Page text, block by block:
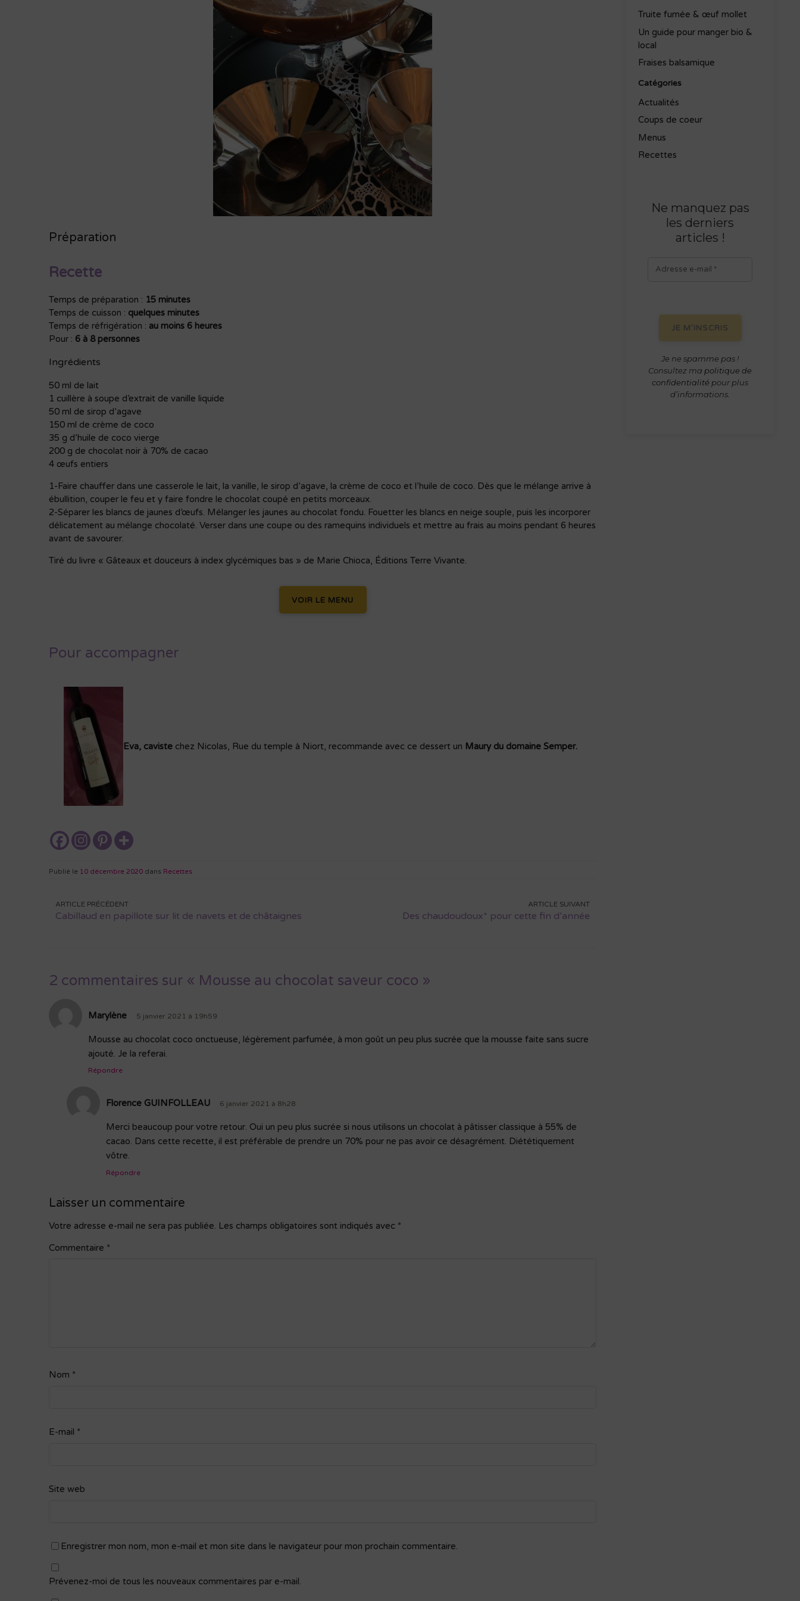
Préparation
Recette
Temps de préparation : 15 minutes
Temps de cuisson : quelques minutes
Temps de réfrigération : au moins 6 heures
Pour : 6 à 8 personnes
Ingrédients
50 ml de lait
1 cuillère à soupe d’extrait de vanille liquide
50 ml de sirop d’agave
150 ml de crème de coco
35 g d’huile de coco vierge
200 g de chocolat noir à 70% de cacao
4 œufs entiers
1-Faire chauffer dans une casserole le lait, la vanille, le sirop d’agave, la crème de coco et l’huile de coco. Dès que le mélange arrive à
ébullition, couper le feu et y faire fondre le chocolat coupé en petits morceaux.
2-Séparer les blancs de jaunes d’œufs. Mélanger les jaunes au chocolat fondu. Fouetter les blancs en neige souple, puis les incorporer
délicatement au mélange chocolaté. Verser dans une coupe ou des ramequins individuels et mettre au frais au moins pendant 6 heures
avant de savourer.
Tiré du livre « Gâteaux et douceurs à index glycémiques bas » de Marie Chioca, Éditions Terre Vivante.
VOIR LE MENU
Pour accompagner
Eva, caviste chez Nicolas, Rue du temple à Niort, recommande avec ce dessert un Maury du domaine Semper.
Publié le 10 décembre 2020 dans Recettes
Navigation
de
ARTICLE PRÉCÉDENT
Cabillaud en papillote sur lit de navets et de châtaignes
ARTICLE SUIVANT
Des chaudoudoux* pour cette fin d’année
2 commentaires sur « Mousse au chocolat saveur coco »
Marylène 5 janvier 2021 à 19h59
Mousse au chocolat coco onctueuse, légèrement parfumée, à mon goût un peu plus sucrée que la mousse faite sans sucre
ajouté. Je la referai.
Répondre
Florence GUINFOLLEAU 6 janvier 2021 à 8h28
Merci beaucoup pour votre retour. Oui un peu plus sucrée si nous utilisons un chocolat à pâtisser classique à 55% de
cacao. Dans cette recette, il est préférable de prendre un 70% pour ne pas avoir ce désagrément. Diététiquement
vôtre.
Répondre
Laisser un commentaire
Votre adresse e-mail ne sera pas publiée. Les champs obligatoires sont indiqués avec *
Commentaire *
Nom *
E-mail *
Site web
Enregistrer mon nom, mon e-mail et mon site dans le navigateur pour mon prochain commentaire.
Prévenez-moi de tous les nouveaux commentaires par e-mail.
Truite fumée & œuf mollet
Un guide pour manger bio &
local
Fraises balsamique
Catégories
Actualités
Coups de coeur
Menus
Recettes
Ne manquez pas
les derniers
articles !
Je ne spamme pas !
Consultez ma politique de
confidentialité pour plus
d’informations.